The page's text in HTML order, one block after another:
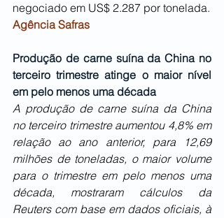
negociado em US$ 2.287 por tonelada.
Agência Safras
Produção de carne suína da China no
terceiro trimestre atinge o maior nível
em pelo menos uma década
A produção de carne suína da China
no terceiro trimestre aumentou 4,8% em
relação ao ano anterior, para 12,69
milhões de toneladas, o maior volume
para o trimestre em pelo menos uma
década, mostraram cálculos da
Reuters com base em dados oficiais, à